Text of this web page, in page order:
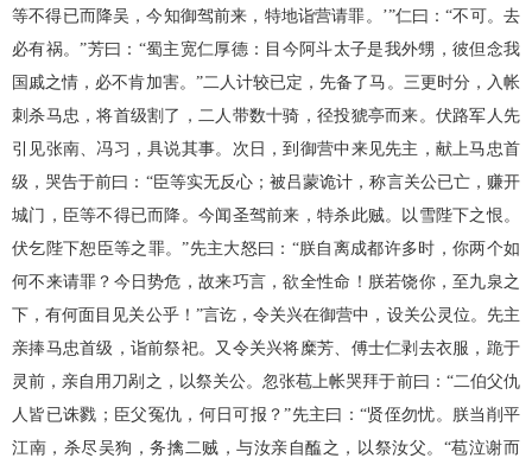
等不得已而降吴，今知御驾前来，特地诣营请罪。’”仁曰：“不可。去
必有祸。”芳曰：“蜀主宽仁厚德：目今阿斗太子是我外甥，彼但念我
国戚之情，必不肯加害。”二人计较已定，先备了马。三更时分，入帐
刺杀马忠，将首级割了，二人带数十骑，径投猇亭而来。伏路军人先
引见张南、冯习，具说其事。次日，到御营中来见先主，献上马忠首
级，哭告于前曰：“臣等实无反心；被吕蒙诡计，称言关公已亡，赚开
城门，臣等不得已而降。今闻圣驾前来，特杀此贼。以雪陛下之恨。
伏乞陛下恕臣等之罪。”先主大怒曰：“朕自离成都许多时，你两个如
何不来请罪？今日势危，故来巧言，欲全性命！朕若饶你，至九泉之
下，有何面目见关公乎！”言讫，令关兴在御营中，设关公灵位。先主
亲捧马忠首级，诣前祭祀。又令关兴将糜芳、傅士仁剥去衣服，跪于
灵前，亲自用刀剐之，以祭关公。忽张苞上帐哭拜于前曰：“二伯父仇
人皆已诛戮；臣父冤仇，何日可报？”先主曰：“贤侄勿忧。朕当削平
江南，杀尽吴狗，务擒二贼，与汝亲自醢之，以祭汝父。“苞泣谢而